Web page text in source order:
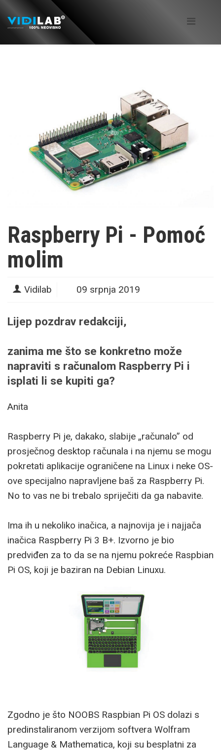
Raspberry Pi - Pomoć
molim
Vidilab 09 srpnja 2019
Lijep pozdrav redakciji,
zanima me što se konkretno može
napraviti s računalom Raspberry Pi i
isplati li se kupiti ga?
Anita
Raspberry Pi je, dakako, slabije „računalo” od
prosječnog desktop računala i na njemu se mogu
pokretati aplikacije ograničene na Linux i neke OS-
ove specijalno napravljene baš za Raspberry Pi.
No to vas ne bi trebalo spriječiti da ga nabavite.
Ima ih u nekoliko inačica, a najnovija je i najjača
inačica Raspberry Pi 3 B+. Izvorno je bio
predviđen za to da se na njemu pokreće Raspbian
Pi OS, koji je baziran na Debian Linuxu.
Zgodno je što NOOBS Raspbian Pi OS dolazi s
predinstaliranom verzijom softvera Wolfram
Language & Mathematica, koji su besplatni za